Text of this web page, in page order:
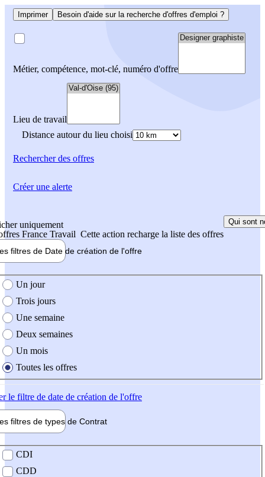
Imprimer Besoin d'aide sur la recherche d'offres d'emploi ?
Métier, compétence, mot-clé, numéro d'offre
Lieu de travail
Distance autour du lieu choisi
Rechercherdes offres
uniquement
France Travail Cette action recharge la liste des offres
Qui sont
filtres de Date de création de l'offre
création de l'offre
Un jour
Trois jours
Une semaine
Deux semaines
Un mois
Toutes les offres
le filtre de date de création de l'offre
filtres de types de Contrat
contrat
CDI
CDD
Créer une alerte